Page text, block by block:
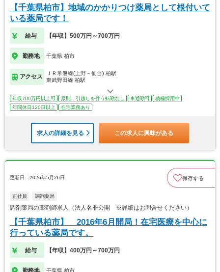
【千葉県柏市】地域のかかりつけ薬局として根付いて
いる薬局です！
給与 【年収】500万円～700万円
勤務地 千葉県 柏市
アクセス
ＪＲ常磐線(上野－仙台) 柏駅
東武野田線 柏駅
年収700万円以上可 原則、引越しを伴う転勤なし 車通勤可
積極採用中
年間休日120日以上
在宅業務あり
求人の詳細を見る この求人に興味がある
更新日：2026年5月26日 保存する
正社員 調剤薬局
調剤薬局の薬剤師求人（法人名非公開 ※詳細はお問合せください）
【千葉県柏市】 2016年6月開局！在宅医療を中心に
行っている薬局です。
給与 【年収】400万円～700万円
勤務地 千葉県 柏市